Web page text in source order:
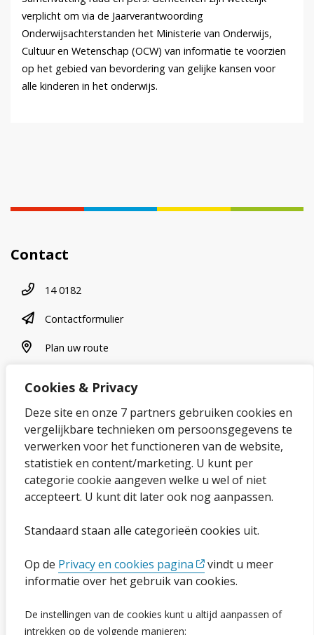
Cookies & Privacy
Deze site en onze 7 partners gebruiken cookies en
vergelijkbare technieken om persoonsgegevens te
verwerken voor het functioneren van de website,
statistiek en content/marketing. U kunt per
categorie cookie aangeven welke u wel of niet
accepteert. U kunt dit later ook nog aanpassen.
Standaard staan alle categorieën cookies uit.
Op de Privacy en cookies pagina
vindt u meer
informatie over het gebruik van cookies.
De instellingen van de cookies kunt u altijd aanpassen of
intrekken op de volgende manieren:
verplicht om via de Jaarverantwoording
Onderwijsachterstanden het Ministerie van Onderwijs,
Cultuur en Wetenschap (OCW) van informatie te voorzien
op het gebied van bevordering van gelijke kansen voor
alle kinderen in het onderwijs.
Contact
Telefoonnummer
14 0182
contactformulier
Contactformulier
plan uw route
Plan uw route
Over onze website
Sitemap
Privacybeleid en cookies
Cookies wijzigen
Ga naar de pagina
Proclaimer en copyright